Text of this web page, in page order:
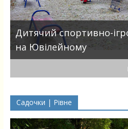
Дитячий спортивно-
на Ювілейному
Садочки | Рівне